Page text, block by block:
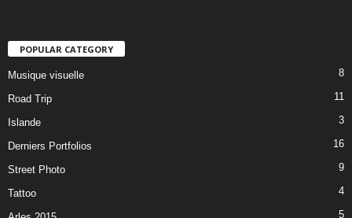
POPULAR CATEGORY
Musique visuelle 8
Road Trip 11
Islande 3
Derniers Portfolios 16
Street Photo 9
Tattoo 4
5